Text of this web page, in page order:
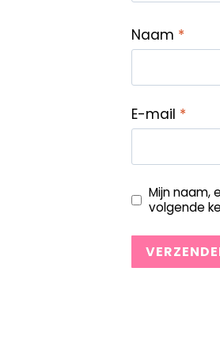
Naam *
E-mail *
Mijn naam,
volgende